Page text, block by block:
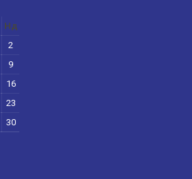
Нд
2
9
16
23
30